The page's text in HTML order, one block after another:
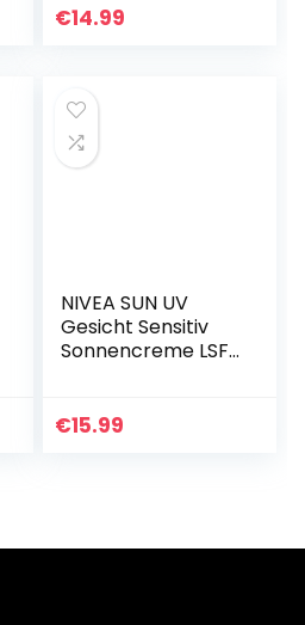
Mineralischer UV-
€14.99
NIVEA SUN UV
Gesicht Sensitiv
Sonnencreme LSF
mit LSF 50+ für
€15.99